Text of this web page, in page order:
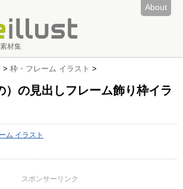
About
材集
> 枠・フレーム イラスト >
）の見出しフレーム飾り枠イラ
ム イラスト
スポンサーリンク